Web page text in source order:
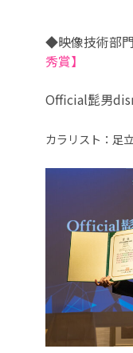
◆映像技術部
秀賞】
Official髭男
カラリスト：足